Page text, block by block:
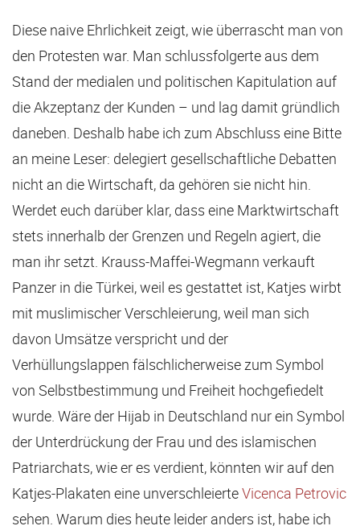
Diese naive Ehrlichkeit zeigt, wie überrascht man von
den Protesten war. Man schlussfolgerte aus dem
Stand der medialen und politischen Kapitulation auf
die Akzeptanz der Kunden – und lag damit gründlich
daneben. Deshalb habe ich zum Abschluss eine Bitte
an meine Leser: delegiert gesellschaftliche Debatten
nicht an die Wirtschaft, da gehören sie nicht hin.
Werdet euch darüber klar, dass eine Marktwirtschaft
stets innerhalb der Grenzen und Regeln agiert, die
man ihr setzt. Krauss-Maffei-Wegmann verkauft
Panzer in die Türkei, weil es gestattet ist, Katjes wirbt
mit muslimischer Verschleierung, weil man sich
davon Umsätze verspricht und der
Verhüllungslappen fälschlicherweise zum Symbol
von Selbstbestimmung und Freiheit hochgefiedelt
wurde. Wäre der Hijab in Deutschland nur ein Symbol
der Unterdrückung der Frau und des islamischen
Patriarchats, wie er es verdient, könnten wir auf den
Katjes-Plakaten eine unverschleierteVicenca Petrovic
sehen. Warum dies heute leider anders ist, habe ich